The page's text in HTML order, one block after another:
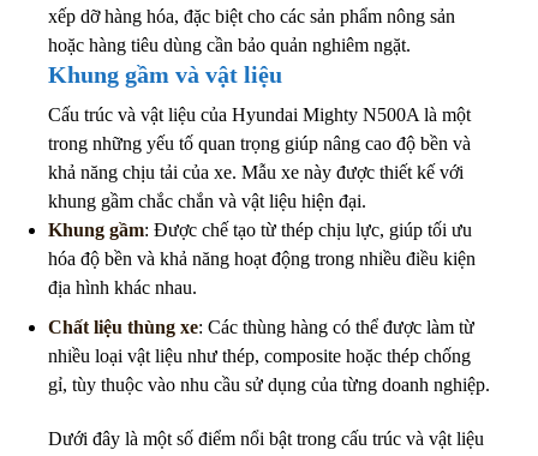
xếp dỡ hàng hóa, đặc biệt cho các sản phẩm nông sản
hoặc hàng tiêu dùng cần bảo quản nghiêm ngặt.
Khung gầm và vật liệu
Cấu trúc và vật liệu của Hyundai Mighty N500A là một
trong những yếu tố quan trọng giúp nâng cao độ bền và
khả năng chịu tải của xe. Mẫu xe này được thiết kế với
khung gầm chắc chắn và vật liệu hiện đại.
Khung gầm: Được chế tạo từ thép chịu lực, giúp tối ưu
hóa độ bền và khả năng hoạt động trong nhiều điều kiện
địa hình khác nhau.
Chất liệu thùng xe: Các thùng hàng có thể được làm từ
nhiều loại vật liệu như thép, composite hoặc thép chống
gỉ, tùy thuộc vào nhu cầu sử dụng của từng doanh nghiệp.
Dưới đây là một số điểm nổi bật trong cấu trúc và vật liệu